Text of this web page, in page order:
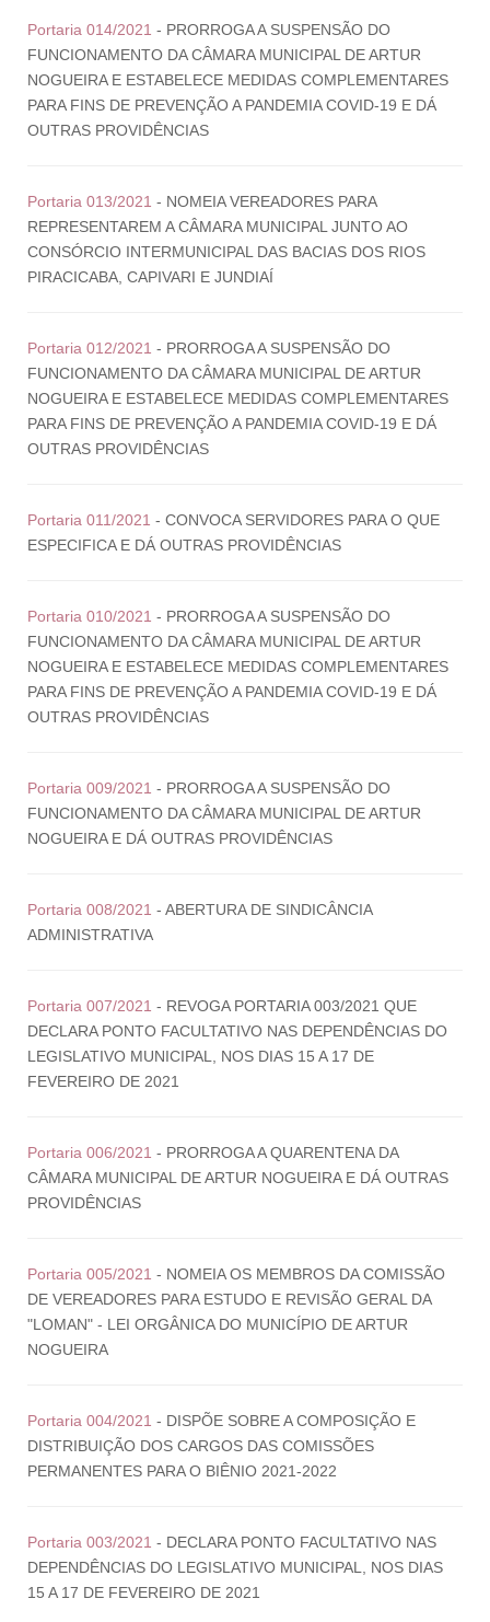
Portaria 014/2021 - PRORROGA A SUSPENSÃO DO
FUNCIONAMENTO DA CÂMARA MUNICIPAL DE ARTUR
NOGUEIRA E ESTABELECE MEDIDAS COMPLEMENTARES
PARA FINS DE PREVENÇÃO A PANDEMIA COVID-19 E DÁ
OUTRAS PROVIDÊNCIAS
Portaria 013/2021 - NOMEIA VEREADORES PARA
REPRESENTAREM A CÂMARA MUNICIPAL JUNTO AO
CONSÓRCIO INTERMUNICIPAL DAS BACIAS DOS RIOS
PIRACICABA, CAPIVARI E JUNDIAÍ
Portaria 012/2021 - PRORROGA A SUSPENSÃO DO
FUNCIONAMENTO DA CÂMARA MUNICIPAL DE ARTUR
NOGUEIRA E ESTABELECE MEDIDAS COMPLEMENTARES
PARA FINS DE PREVENÇÃO A PANDEMIA COVID-19 E DÁ
OUTRAS PROVIDÊNCIAS
Portaria 011/2021 - CONVOCA SERVIDORES PARA O QUE
ESPECIFICA E DÁ OUTRAS PROVIDÊNCIAS
Portaria 010/2021 - PRORROGA A SUSPENSÃO DO
FUNCIONAMENTO DA CÂMARA MUNICIPAL DE ARTUR
NOGUEIRA E ESTABELECE MEDIDAS COMPLEMENTARES
PARA FINS DE PREVENÇÃO A PANDEMIA COVID-19 E DÁ
OUTRAS PROVIDÊNCIAS
Portaria 009/2021 - PRORROGA A SUSPENSÃO DO
FUNCIONAMENTO DA CÂMARA MUNICIPAL DE ARTUR
NOGUEIRA E DÁ OUTRAS PROVIDÊNCIAS
Portaria 008/2021 - ABERTURA DE SINDICÂNCIA
ADMINISTRATIVA
Portaria 007/2021 - REVOGA PORTARIA 003/2021 QUE
DECLARA PONTO FACULTATIVO NAS DEPENDÊNCIAS DO
LEGISLATIVO MUNICIPAL, NOS DIAS 15 A 17 DE
FEVEREIRO DE 2021
Portaria 006/2021 - PRORROGA A QUARENTENA DA
CÂMARA MUNICIPAL DE ARTUR NOGUEIRA E DÁ OUTRAS
PROVIDÊNCIAS
Portaria 005/2021 - NOMEIA OS MEMBROS DA COMISSÃO
DE VEREADORES PARA ESTUDO E REVISÃO GERAL DA
"LOMAN" - LEI ORGÂNICA DO MUNICÍPIO DE ARTUR
NOGUEIRA
Portaria 004/2021 - DISPÕE SOBRE A COMPOSIÇÃO E
DISTRIBUIÇÃO DOS CARGOS DAS COMISSÕES
PERMANENTES PARA O BIÊNIO 2021-2022
Portaria 003/2021 - DECLARA PONTO FACULTATIVO NAS
DEPENDÊNCIAS DO LEGISLATIVO MUNICIPAL, NOS DIAS
15 A 17 DE FEVEREIRO DE 2021